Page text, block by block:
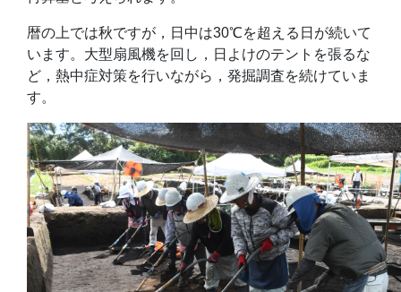
暦の上では秋ですが，日中は30℃を超える日が続いて
います。大型扇風機を回し，日よけのテントを張るな
ど，熱中症対策を行いながら，発掘調査を続けていま
す。